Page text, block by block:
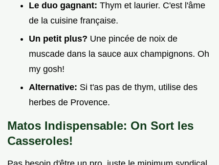
Le duo gagnant: Thym et laurier. C'est l'âme
de la cuisine française.
Un petit plus? Une pincée de noix de
muscade dans la sauce aux champignons. Oh
my gosh!
Alternative: Si t'as pas de thym, utilise des
herbes de Provence.
Matos Indispensable: On Sort les
Casseroles!